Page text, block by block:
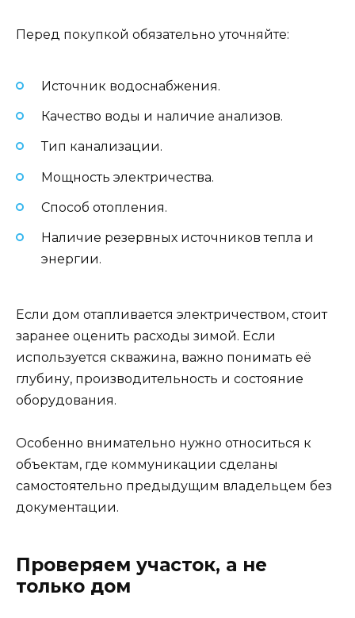
Перед покупкой обязательно уточняйте:
Источник водоснабжения.
Качество воды и наличие анализов.
Тип канализации.
Мощность электричества.
Способ отопления.
Наличие резервных источников тепла и
энергии.
Если дом отапливается электричеством, стоит
заранее оценить расходы зимой. Если
используется скважина, важно понимать её
глубину, производительность и состояние
оборудования.
Особенно внимательно нужно относиться к
объектам, где коммуникации сделаны
самостоятельно предыдущим владельцем без
документации.
Проверяем участок, а не
только дом